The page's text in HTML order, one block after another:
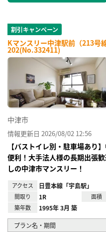
割引キャンペーン
Kマンスリー中津駅前（213号
202(No.332411)
中津市
情報更新日 2026/08/02 12:56
【バストイレ別・駐車場あり
便利！大手法人様の長期出張
しの中津市マンスリー！
アクセス 日豊本線「宇島駅」
間取り 1R 面積
築年数 1995年 3月 築
プラン名・期間